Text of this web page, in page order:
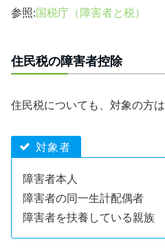
参照:国税庁（障害者と税）
住民税の障害者控除
住民税についても、対象の方
対象者
障害者本人
障害者の同一生計配偶者
障害者を扶養している親族